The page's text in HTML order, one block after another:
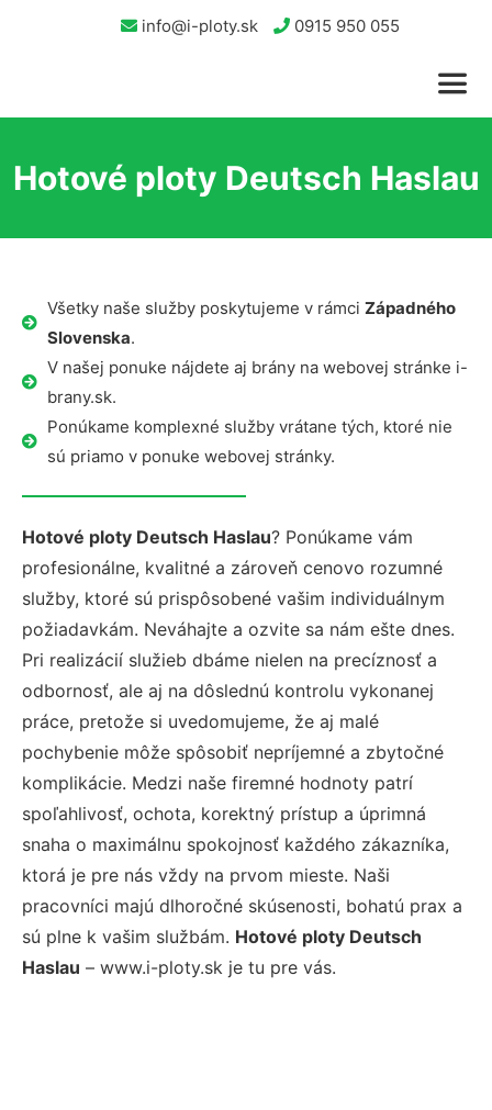
info@i-ploty.sk 0915 950 055
Hotové ploty Deutsch Haslau
Všetky naše služby poskytujeme v rámci Západného
Slovenska.
V našej ponuke nájdete aj brány na webovej stránke i-
brany.sk.
Ponúkame komplexné služby vrátane tých, ktoré nie
sú priamo v ponuke webovej stránky.
Hotové ploty Deutsch Haslau? Ponúkame vám
profesionálne, kvalitné a zároveň cenovo rozumné
služby, ktoré sú prispôsobené vašim individuálnym
požiadavkám. Neváhajte a ozvite sa nám ešte dnes.
Pri realizácií služieb dbáme nielen na precíznosť a
odbornosť, ale aj na dôslednú kontrolu vykonanej
práce, pretože si uvedomujeme, že aj malé
pochybenie môže spôsobiť nepríjemné a zbytočné
komplikácie. Medzi naše firemné hodnoty patrí
spoľahlivosť, ochota, korektný prístup a úprimná
snaha o maximálnu spokojnosť každého zákazníka,
ktorá je pre nás vždy na prvom mieste. Naši
pracovníci majú dlhoročné skúsenosti, bohatú prax a
sú plne k vašim službám. Hotové ploty Deutsch
Haslau – www.i-ploty.sk je tu pre vás.